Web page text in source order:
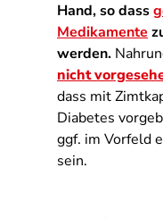
Hand, so dass
Medikamente
werden.
nicht
dass mit
Diabetes
ggf. im Vorfeld
sein.